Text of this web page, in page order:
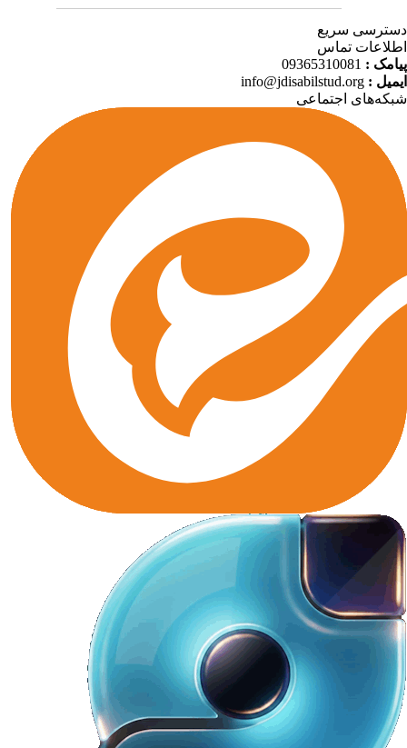
سریع
تماس
:
09365310081
:
info@jdisabilstud.org
اجتماعی